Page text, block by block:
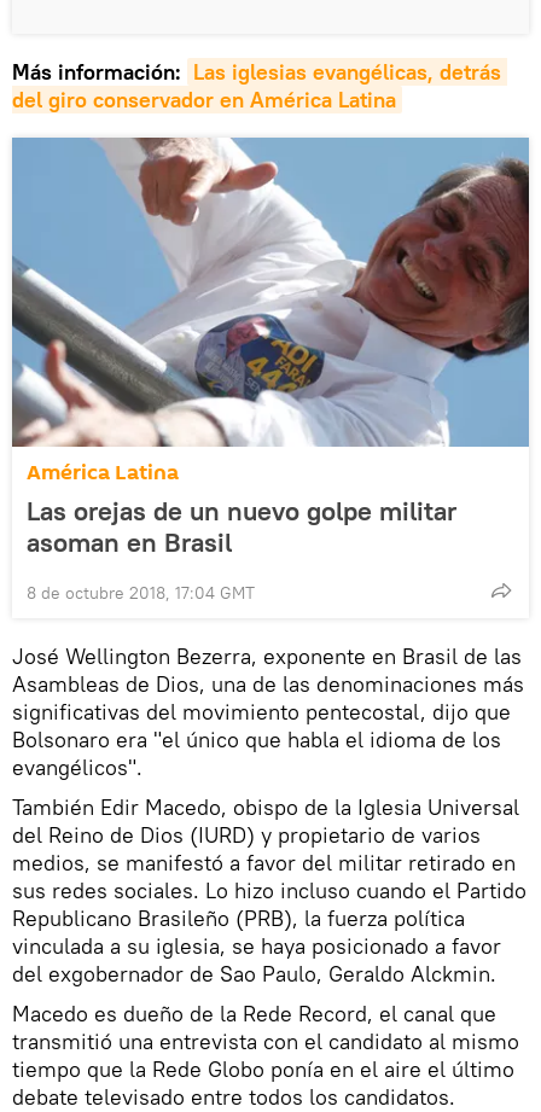
Más información: Las iglesias evangélicas, detrás
del giro conservador en América Latina
América Latina
Las orejas de un nuevo golpe militar
asoman en Brasil
8 de octubre 2018, 17:04 GMT
José Wellington Bezerra, exponente en Brasil de las
Asambleas de Dios, una de las denominaciones más
significativas del movimiento pentecostal, dijo que
Bolsonaro era "el único que habla el idioma de los
evangélicos".
También Edir Macedo, obispo de la Iglesia Universal
del Reino de Dios (IURD) y propietario de varios
medios, se manifestó a favor del militar retirado en
sus redes sociales. Lo hizo incluso cuando el Partido
Republicano Brasileño (PRB), la fuerza política
vinculada a su iglesia, se haya posicionado a favor
del exgobernador de Sao Paulo, Geraldo Alckmin.
Macedo es dueño de la Rede Record, el canal que
transmitió una entrevista con el candidato al mismo
tiempo que la Rede Globo ponía en el aire el último
debate televisado entre todos los candidatos.